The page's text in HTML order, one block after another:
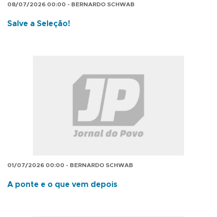
08/07/2026 00:00 - BERNARDO SCHWAB
Salve a Seleção!
01/07/2026 00:00 - BERNARDO SCHWAB
A ponte e o que vem depois